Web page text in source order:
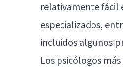
relativamente fácil
especializados,
incluidos algunos
Los psicólogos